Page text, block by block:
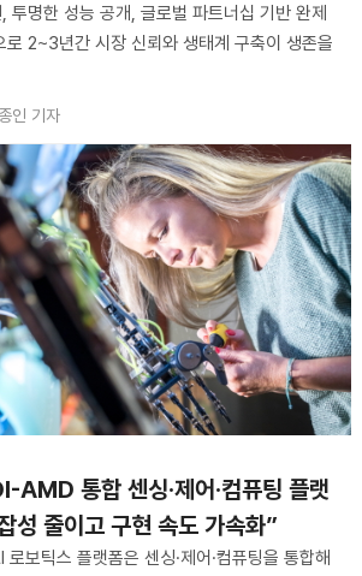
투명한 성능 공개, 글로벌 파트너십 기반 완제
로 2~3년간 시장 신뢰와 생태계 구축이 생존을
인 기자
AMD 통합 센싱·제어·컴퓨팅 플랫
성 줄이고 구현 속도 가속화”
보틱스 플랫폼은 센싱·제어·컴퓨팅을 통합해